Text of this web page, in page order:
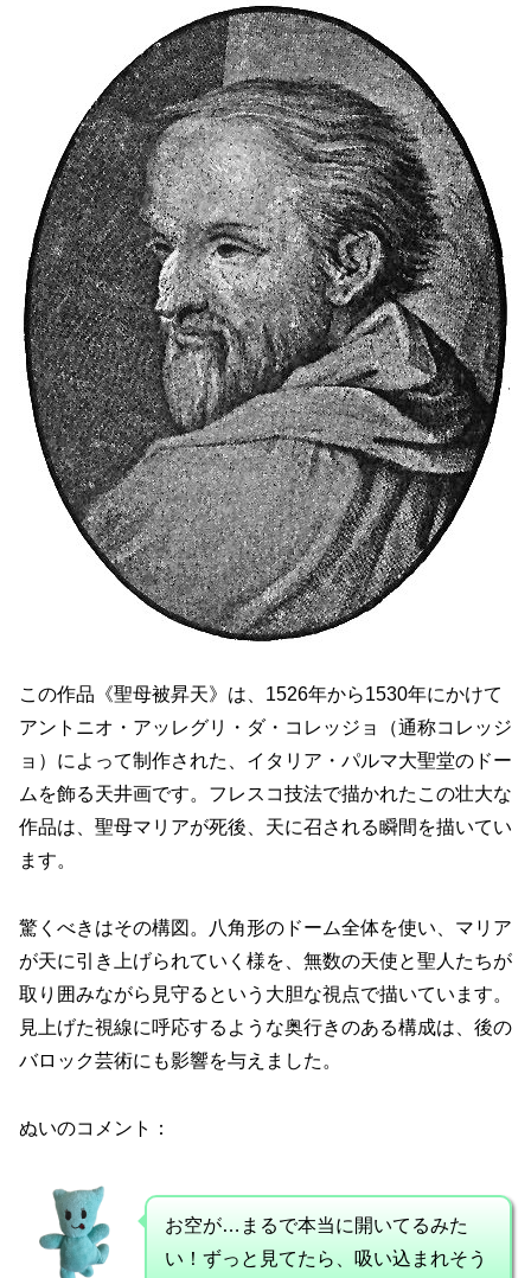
この作品《聖母被昇天》は、1526年から1530年にかけて
アントニオ・アッレグリ・ダ・コレッジョ（通称コレッジ
ョ）によって制作された、イタリア・パルマ大聖堂のドー
ムを飾る天井画です。フレスコ技法で描かれたこの壮大な
作品は、聖母マリアが死後、天に召される瞬間を描いてい
ます。
驚くべきはその構図。八角形のドーム全体を使い、マリア
が天に引き上げられていく様を、無数の天使と聖人たちが
取り囲みながら見守るという大胆な視点で描いています。
見上げた視線に呼応するような奥行きのある構成は、後の
バロック芸術にも影響を与えました。
ぬいのコメント：
お空が…まるで本当に開いてるみた
い！ずっと見てたら、吸い込まれそう